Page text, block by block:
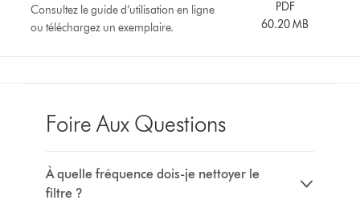
Consultez le guide d’utilisation en ligne
ou téléchargez un exemplaire.
PDF
60.20 MB
Foire Aux Questions
À quelle fréquence dois-je nettoyer le
filtre ?